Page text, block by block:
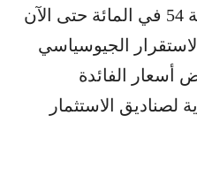
وقد ارتفعت الأسعار بنسبة 54 في المائة حتى الآن
الجيوسياسي
أسعار الفائدة
لصناديق الاستثمار